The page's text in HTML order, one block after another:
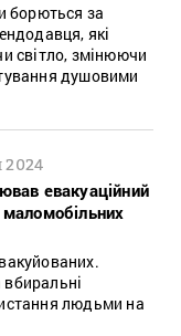
борються за
які
світло, змінюючи
душовими
2024
евакуаційний
вбиральні
людьми на